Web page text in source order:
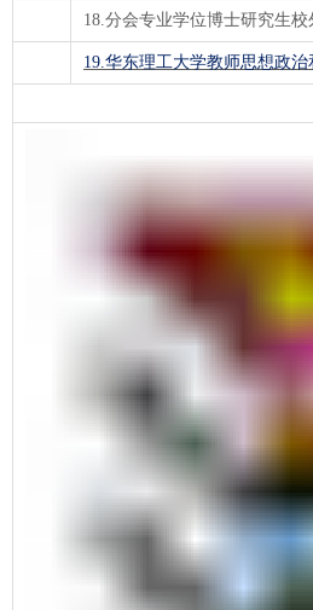
18.分会专业学位博士研究生
19.华东理工大学教师思想政